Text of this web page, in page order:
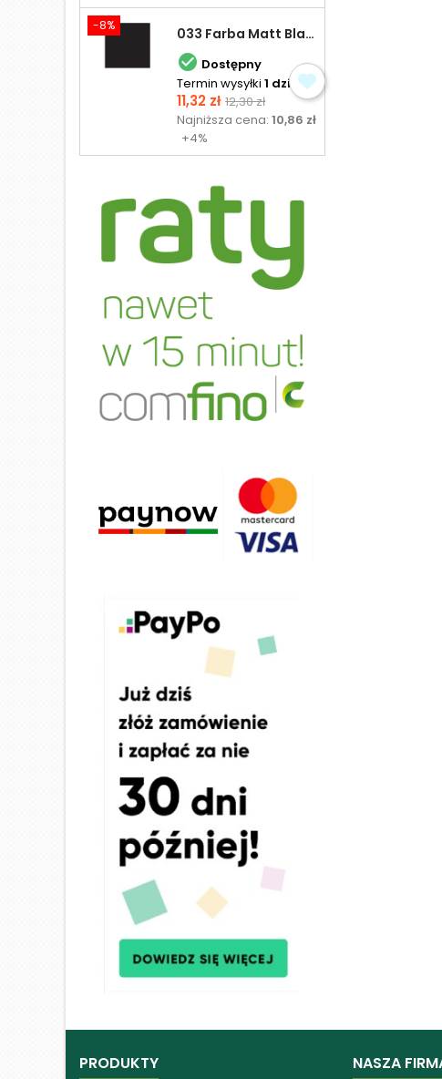
-8% 033 Farba Matt Black - olejna
 Dostępny
Termin wysyłki 1 dzień
Cena
11,32 zł Cena
podstawowa
12,30 zł
Najniższa cena:10,86 zł
+4%
PRODUKTY NASZA